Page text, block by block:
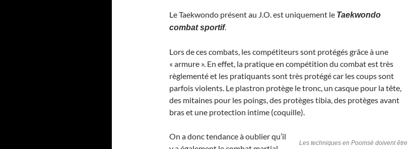
Le Taekwondo présent au J.O. est uniquement le Taekwondo
combat sportif.
Lors de ces combats, les compétiteurs sont protégés grâce à une
« armure ». En effet, la pratique en compétition du combat est très
règlementé et les pratiquants sont très protégé car les coups sont
parfois violents. Le plastron protège le tronc, un casque pour la tête,
des mitaines pour les poings, des protèges tibia, des protèges avant
bras et une protection intime (coquille).
Les techniques en Poomsé doivent être
On a donc tendance à oublier qu’il